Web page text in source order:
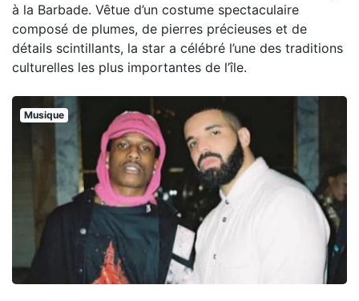
à la Barbade. Vêtue d’un costume spectaculaire
composé de plumes, de pierres précieuses et de
détails scintillants, la star a célébré l’une des traditions
culturelles les plus importantes de l’île.
Musique